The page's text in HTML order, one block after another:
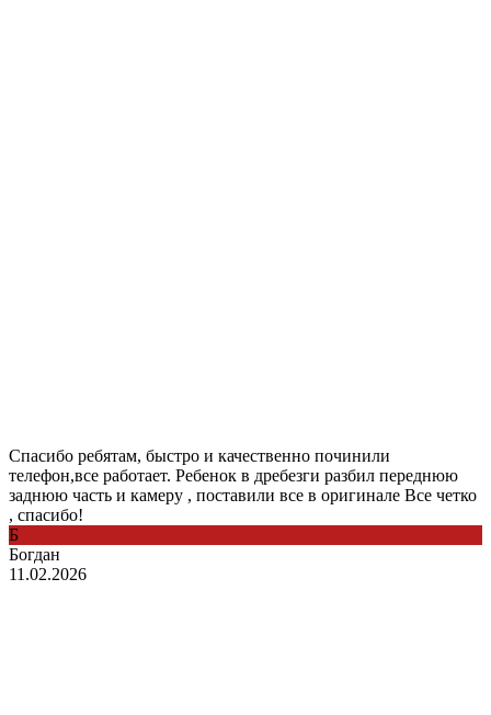
Спасибо ребятам, быстро и качественно починили
телефон,все работает. Ребенок в дребезги разбил переднюю
заднюю часть и камеру , поставили все в оригинале Все четко
, спасибо!
Б
Богдан
11.02.2026